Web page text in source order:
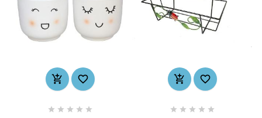
 
    
 
    